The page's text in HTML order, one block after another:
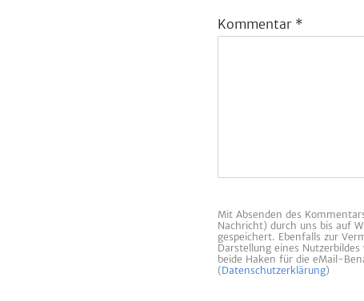
Kommentar *
Mit Absenden des
Nachricht) durch uns bis auf
gespeichert. Ebenfalls zur
Darstellung eines
beide Haken für die eMail-
(Datenschutzerklärung)